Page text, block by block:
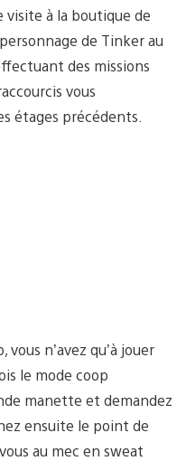
visite à la boutique de
de Tinker au
des missions
vous
étages précédents.
n’avez qu’à jouer
le mode coop
manette et demandez
ensuite le point de
au mec en sweat